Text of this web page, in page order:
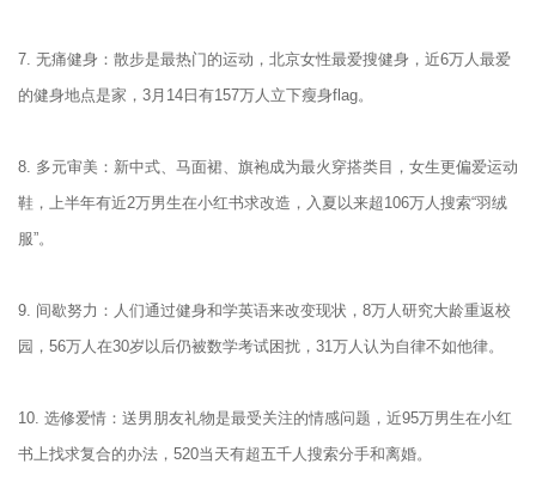
7. 无痛健身：散步是最热门的运动，北京女性最爱搜健身，近6万人最爱
的健身地点是家，3月14日有157万人立下瘦身flag。
8. 多元审美：新中式、马面裙、旗袍成为最火穿搭类目，女生更偏爱运动
鞋，上半年有近2万男生在小红书求改造，入夏以来超106万人搜索“羽绒
服”。
9. 间歇努力：人们通过健身和学英语来改变现状，8万人研究大龄重返校
园，56万人在30岁以后仍被数学考试困扰，31万人认为自律不如他律。
10. 选修爱情：送男朋友礼物是最受关注的情感问题，近95万男生在小红
书上找求复合的办法，520当天有超五千人搜索分手和离婚。